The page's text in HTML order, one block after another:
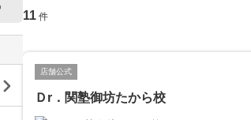
11 件
店舗公式
Ｄr．関塾御坊たから校